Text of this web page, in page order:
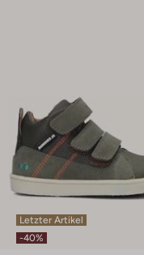
Letzter Artikel
-40%